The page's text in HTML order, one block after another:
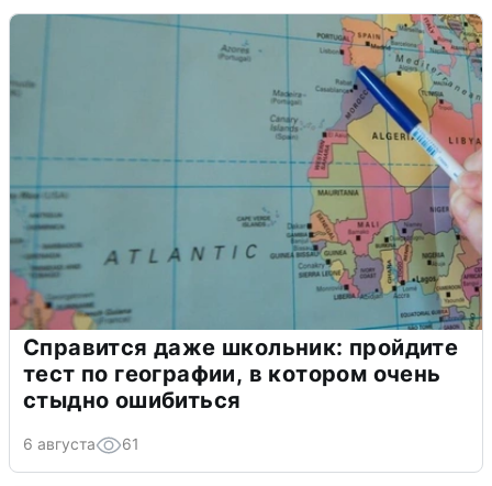
Справится даже школьник: пройдите
тест по географии, в котором очень
стыдно ошибиться
6 августа 61